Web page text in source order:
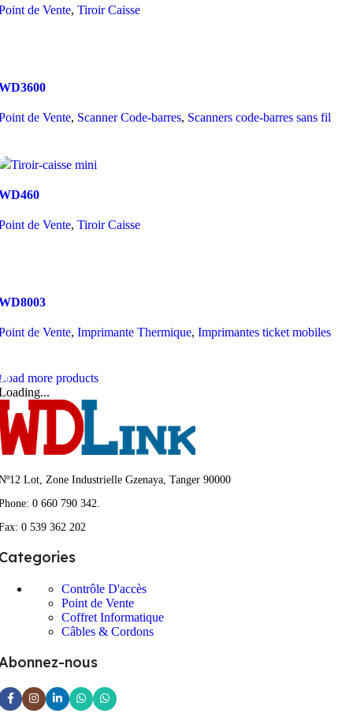
de Vente, Tiroir Caisse
view
de Vente, Scanner Code-barres, Scanners code-barres sans fil
view
de Vente, Tiroir Caisse
view
de Vente, Imprimante Thermique, Imprimantes ticket mobiles
more products
Lot, Zone Industrielle Gzenaya, Tanger 90000
0 660 790 342.
0 539 362 202
Contrôle D'accès
Point de Vente
Coffret Informatique
Câbles & Cordons
nous